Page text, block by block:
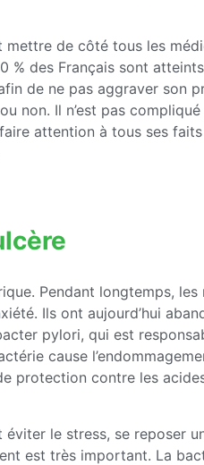
de côté tous les
% des Français sont
de ne pas aggraver son
non. Il n’est pas
attention à tous ses
Pendant longtemps,
Ils ont aujourd’hui
pylori, qui est
cause
protection contre les
le stress, se reposer
est très important. La